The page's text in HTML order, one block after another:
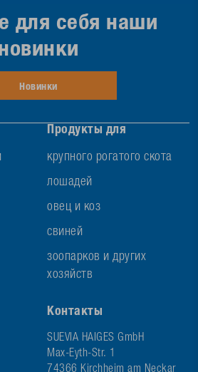
Продукты для
крупного рогатого скота
лошадей
овец и коз
свиней
зоопарков и других
хозяйств
Контакты
SUEVIA HAIGES GmbH
Max-Eyth-Str. 1
для себя наши
Новинки